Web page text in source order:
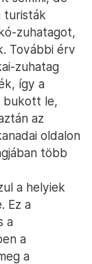
turisták
zuhatagot,
További érv
zuhatag
így a
bukott le,
az
oldalon
több
a helyiek
Ez a
a
a
a